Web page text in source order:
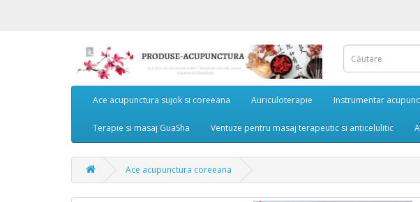
Ace acupunctura sujok si coreeana Auriculoterapie Instrumentar
Terapie si masaj GuaSha Ventuze pentru masaj terapeutic si anticelulitic
Ace acupunctura coreeana